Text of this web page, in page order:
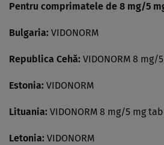
Pentru comprimatele de 8 mg/5
Bulgaria: VIDONORM
Republica Cehă: VIDONORM 8
Estonia: VIDONORM
Lituania: VIDONORM 8 mg/5 mg
Letonia: VIDONORM